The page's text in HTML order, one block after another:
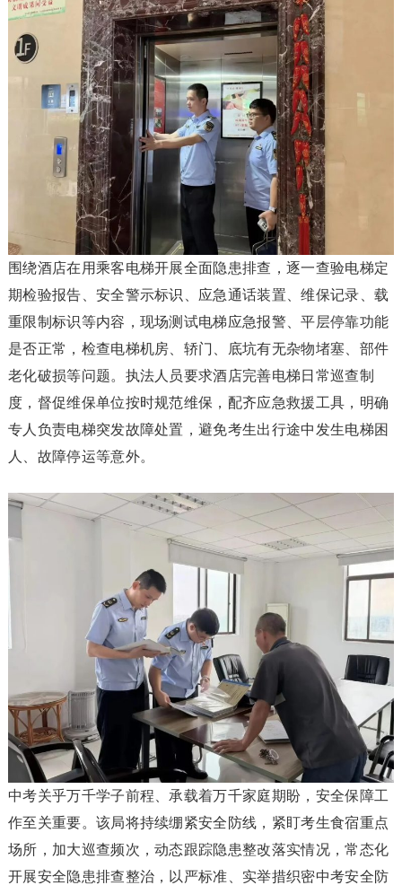
围绕酒店在用乘客电梯开展全面隐患排查，逐一查验电梯定
期检验报告、安全警示标识、应急通话装置、维保记录、载
重限制标识等内容，现场测试电梯应急报警、平层停靠功能
是否正常，检查电梯机房、轿门、底坑有无杂物堵塞、部件
老化破损等问题。执法人员要求酒店完善电梯日常巡查制
度，督促维保单位按时规范维保，配齐应急救援工具，明确
专人负责电梯突发故障处置，避免考生出行途中发生电梯困
人、故障停运等意外。
中考关乎万千学子前程、承载着万千家庭期盼，安全保障工
作至关重要。该局将持续绷紧安全防线，紧盯考生食宿重点
场所，加大巡查频次，动态跟踪隐患整改落实情况，常态化
开展安全隐患排查整治，以严标准、实举措织密中考安全防